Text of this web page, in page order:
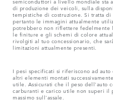
di produzione dei veicoli, sulla
tempistiche di costruzione. Si tratta
pertanto le immagini attualmente
potrebbero non riflettere
le finiture e gli schemi di colore
rivolgiti al tuo concessionario, che
limitazioni attualmente presenti.
I pesi specificati si riferiscono ad
altri elementi montati
utile. Assicurati che il peso dell'auto
carburanti e carico utile non superi il
massimo sull'assale.